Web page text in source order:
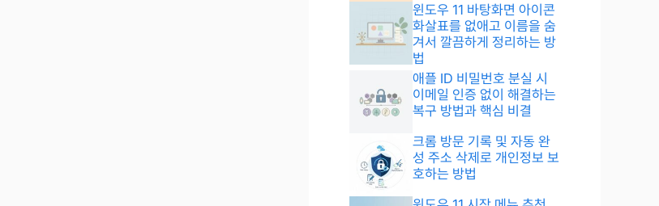
윈도우 11 바탕화면 아이콘
화살표를 없애고 이름을 숨
겨서 깔끔하게 정리하는 방
법
애플 ID 비밀번호 분실 시
이메일 인증 없이 해결하는
복구 방법과 핵심 비결
크롬 방문 기록 및 자동 완
성 주소 삭제로 개인정보 보
호하는 방법